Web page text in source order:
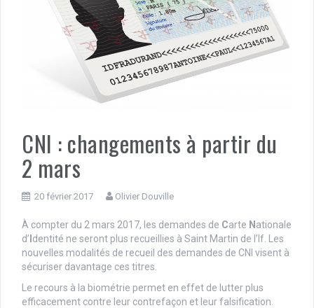
CNI : changements à partir du
2 mars
20 février 2017 Olivier Douville
À compter du 2 mars 2017, les demandes de Carte N ationale
d’ dentité ne seront plus recueillies à Saint Martin de l’If. Les
nouvelles modalités de recueil des demandes de CNI visent à
sécuriser davantage ces titres.
Le recours à la biométrie permet en effet de lutter plus
efficacement contre leur contrefaçon et leur falsification.